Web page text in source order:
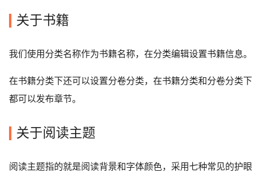
关于书籍
我们使用分类名称作为书籍名称，在分类编辑设置书籍信息。
在书籍分类下还可以设置分卷分类，在书籍分类和分卷分类下
都可以发布章节。
关于阅读主题
阅读主题指的就是阅读背景和字体颜色，采用七种常见的护眼